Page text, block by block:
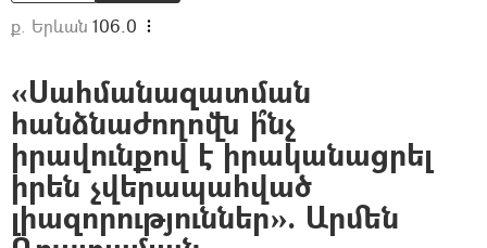
ք. Երևան 106.0
«Սահմանազատման
հանձնաժողովն ի՞նչ
իրավունքով է իրականացրել
իրեն չվերապահված
լիազորություններ». Արմեն